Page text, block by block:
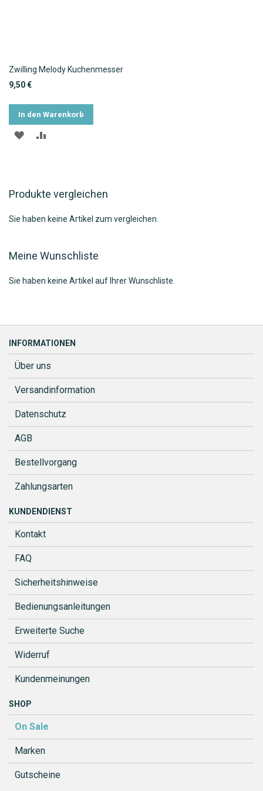
Zwilling Melody Kuchenmesser
9,50 €
In den Warenkorb
ZUR
Produkte vergleichen
Sie haben keine Artikel zum vergleichen.
Meine Wunschliste
Sie haben keine Artikel auf Ihrer Wunschliste.
INFORMATIONEN
Über uns
Versandinformation
Datenschutz
AGB
Bestellvorgang
Zahlungsarten
KUNDENDIENST
Kontakt
FAQ
Sicherheitshinweise
Bedienungsanleitungen
Erweiterte Suche
Widerruf
Kundenmeinungen
SHOP
On Sale
Marken
Gutscheine